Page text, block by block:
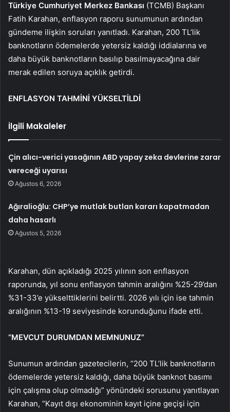
Türkiye Cumhuriyet Merkez Bankası (TCMB) Başkanı
Fatih Karahan, enflasyon raporu sunumunun ardından
gündeme ilişkin soruları yanıtladı. Karahan, 200 TL’lik
banknotların ödemelerde yetersiz kaldığı iddialarına ve
daha büyük banknotların basılıp basılmayacağına dair
merak edilen soruya açıklık getirdi.
ENFLASYON TAHMİNİ YÜKSELTİLDİ
İlgili Makaleler
Çin alıcı-verici yasağının ABD yapay zeka devlerine zarar
vereceği uyarısı
Ağustos 6, 2026
Ağıralioğlu: CHP’ye mutlak butlan kararı kapatmadan
daha hasarlı
Ağustos 5, 2026
Karahan, dün açıkladığı 2025 yılının son enflasyon
raporunda, yıl sonu enflasyon tahmin aralığını %25-29’dan
%31-33’e yükselttiklerini belirtti. 2026 yılı için ise tahmin
aralığının %13-19 seviyesinde korunduğunu ifade etti.
“MEVCUT DURUMDAN MEMNUNUZ”
Sunumun ardından gazetecilerin, “200 TL’lik banknotların
ödemelerde yetersiz kaldığı, daha büyük banknot basımı
için çalışma olup olmadığı” yönündeki sorusunu yanıtlayan
Karahan, “Kayıt dışı ekonominin kayıt içine geçişi için